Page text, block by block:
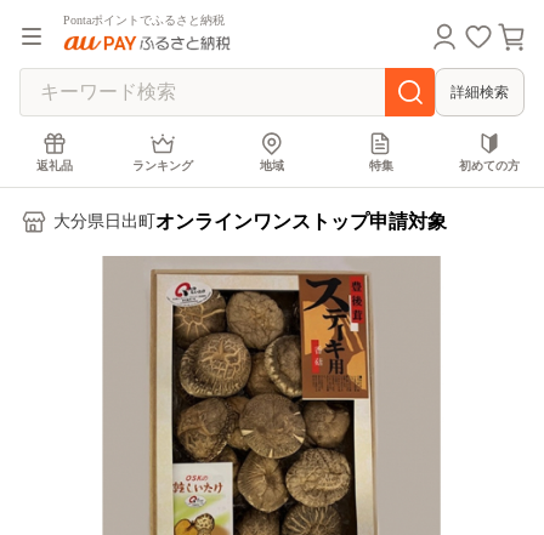
Pontaポイントでふるさと納税
詳細検索
返礼品 ランキング 地域 特集 初めての方
大分県日出町 オンラインワンストップ申請対象